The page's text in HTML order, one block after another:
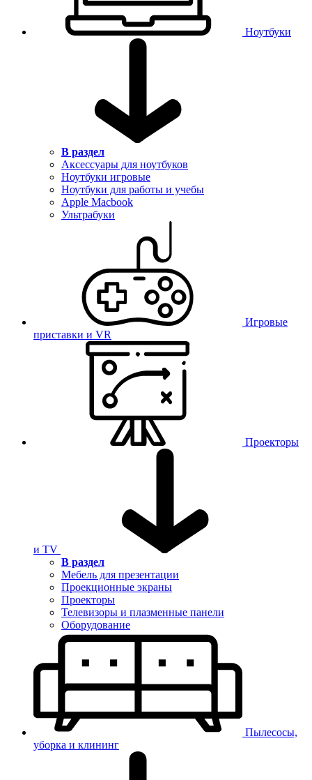
Ноутбуки
В раздел
Аксессуары для ноутбуков
Ноутбуки игровые
Ноутбуки для работы и учебы
Apple Macbook
Ультрабуки
Игровые
приставки и VR
Проекторы
и TV
В раздел
Мебель для презентации
Проекционные экраны
Проекторы
Телевизоры и плазменные панели
Оборудование
Пылесосы,
уборка и клининг